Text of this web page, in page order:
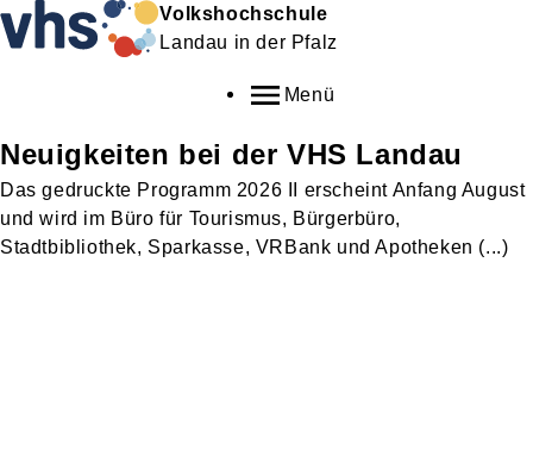
Volkshochschule
Landau in der Pfalz
Menü
Neuigkeiten bei der VHS Landau
Das gedruckte Programm 2026 II erscheint Anfang August
und wird im Büro für Tourismus, Bürgerbüro,
Stadtbibliothek, Sparkasse, VRBank und Apotheken (...)